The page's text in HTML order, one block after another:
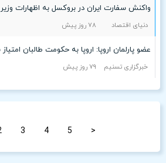
واکنش سفارت ایران در بروکسل به اظهارات
دنیای اقتصاد ۷۸ روز پیش
عضو پارلمان اروپا: اروپا به حکومت طالبان
خبرگزاری تسنیم ۷٩ روز پیش
3 4 5 <